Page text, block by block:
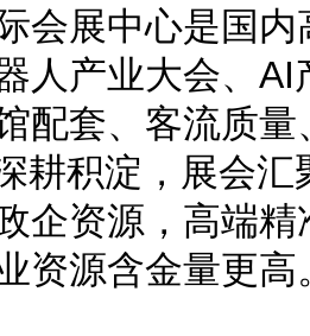
会展中心是国
人产业大会、
配套、客流质
耕积淀，展会
企资源，高端
资源含金量更高